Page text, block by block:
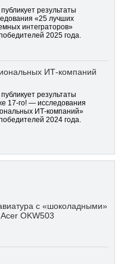
результаты
«25 лучших
интеграторов»
2025 года.
ИТ-компаний
результаты
17-го! — исследования
ИТ-компаний»
2024 года.
с «шоколадными»
OKW503